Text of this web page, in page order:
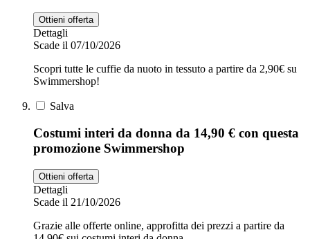
Ottieni offerta
Dettagli
Scade il 07/10/2026
Scopri tutte le cuffie da nuoto in tessuto a partire da 2,90€ su
Swimmershop!
Salva
Costumi interi da donna da 14,90 € con questa
promozione Swimmershop
Ottieni offerta
Dettagli
Scade il 21/10/2026
Grazie alle offerte online, approfitta dei prezzi a partire da